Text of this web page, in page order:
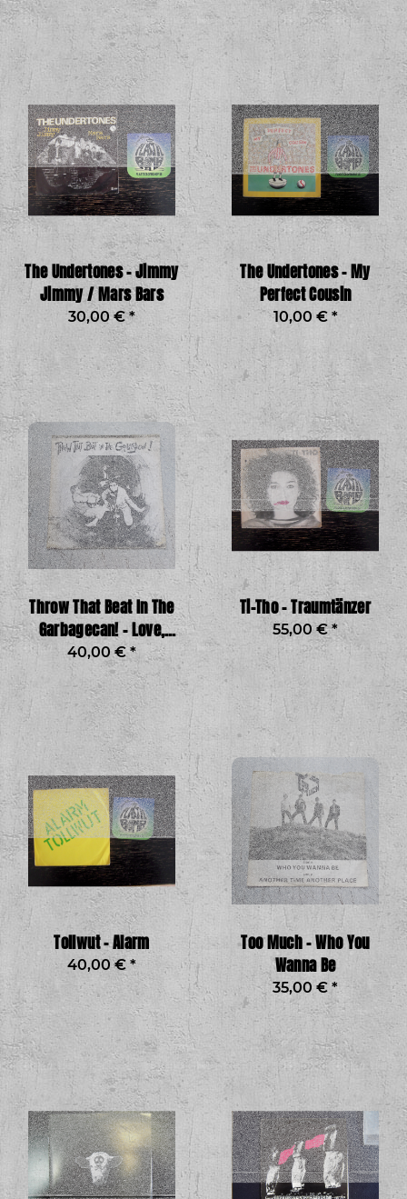
The Undertones - Jimmy
Jimmy / Mars Bars
30,00 €*
The Undertones - My
Perfect Cousin
10,00 € *
Throw That Beat In The
Garbagecan! - Love,
Comes And Goes
40,00 €*
Ti-Tho - Traumtänzer
55,00 €*
Tollwut - Alarm
40,00 €*
Too Much - Who You
Wanna Be
35,00 €*